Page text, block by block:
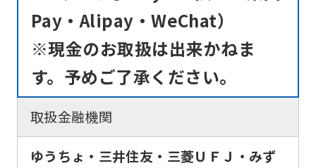
Pay・Alipay・WeChat）
※現金のお取扱は出来かねま
す。予めご了承ください。
取扱金融機関
ゆうちょ・三井住友・三菱ＵＦＪ・みず